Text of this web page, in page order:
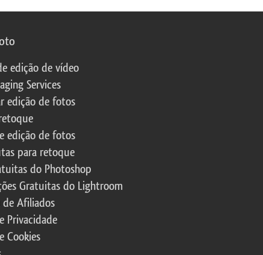
edição de vídeo
Services
edição de fotos
edição de fotos
para retoque
do Photoshop
Gratuitas do Lightroom
de Afiliados
Privacidade
Cookies